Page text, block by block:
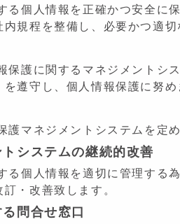
る個人情報を正確かつ安全に
規程を整備し、必要かつ適切
保護に関するマネジメント
遵守し、個人情報保護に努め
護マネジメントシステムを定
システムの継続的改善
る個人情報を適切に管理する
・改善致します。
問合せ窓口